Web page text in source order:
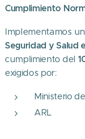
Cumplimiento
Implementamos un
Seguridad y Salud
cumplimiento del
exigidos por:
Ministerio
ARL